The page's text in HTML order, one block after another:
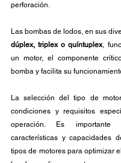
perforación.
dúplex, triplex o quíntuplex,
un motor, el componente
bomba y facilita su
La selección del tipo de
condiciones y requisitos
operación. Es importante
características y capacidades
tipos de motores para optimizar